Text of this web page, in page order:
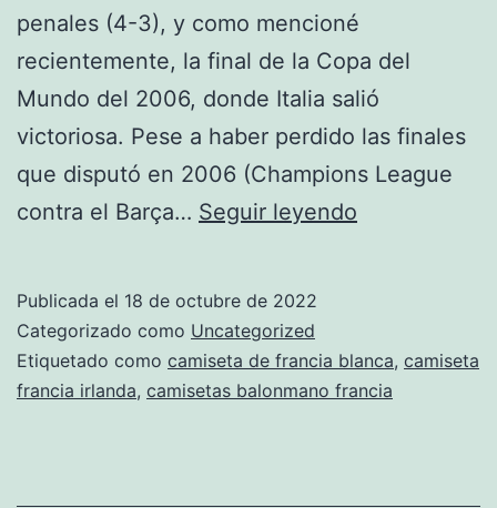
penales (4-3), y como mencioné
recientemente, la final de la Copa del
Mundo del 2006, donde Italia salió
victoriosa. Pese a haber perdido las finales
que disputó en 2006 (Champions League
contra el Barça… Seguir leyendo
Publicada el 18 de octubre de 2022
Categorizado como Uncategorized
Etiquetado como camiseta de francia blanca, camiseta
francia irlanda, camisetas balonmano francia